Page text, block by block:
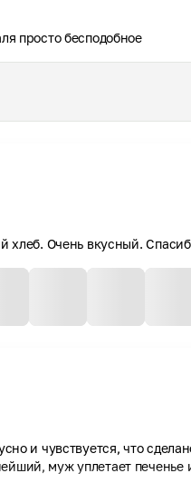
просто бесподобное
хлеб. Очень вкусный.
и чувствуется, что
муж уплетает печенье